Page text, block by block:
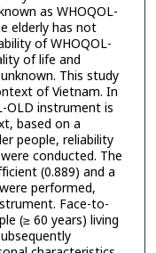
as WHOQOL-
elderly has not
of WHOQOL-
of life and
This study
of Vietnam. In
OLD instrument is
based on a
people, reliability
conducted. The
(0.889) and a
performed,
Face-to-
(≥ 60 years) living